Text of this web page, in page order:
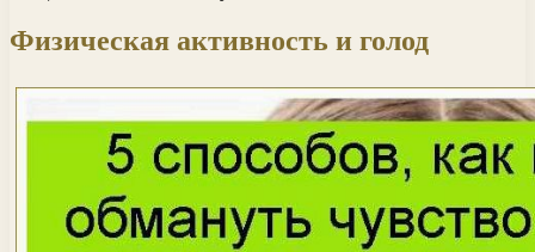
Физическая активность и голод